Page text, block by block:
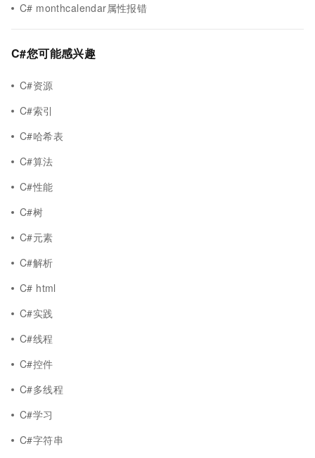
C# monthcalendar属性报错
C#您可能感兴趣
C#资源
C#索引
C#哈希表
C#算法
C#性能
C#树
C#元素
C#解析
C# html
C#实践
C#线程
C#控件
C#多线程
C#学习
C#字符串